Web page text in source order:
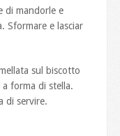
di mandorle e
Sformare e lasciar
sul biscotto
forma di stella.
di servire.